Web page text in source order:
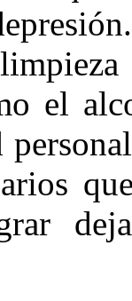
el